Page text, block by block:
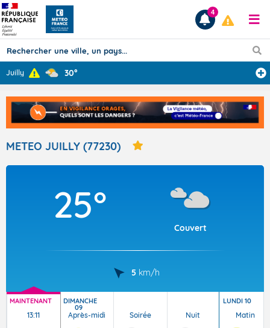
Prévisions
TOUS LES RÉSULTATS
Articles
4
Juilly 30°
METEO JUILLY (77230)
25°
Couvert
5 km/h
MAINTENANT
13:11
DIMANCHE
09
Après-midi Soirée Nuit
LUNDI 10
Matin